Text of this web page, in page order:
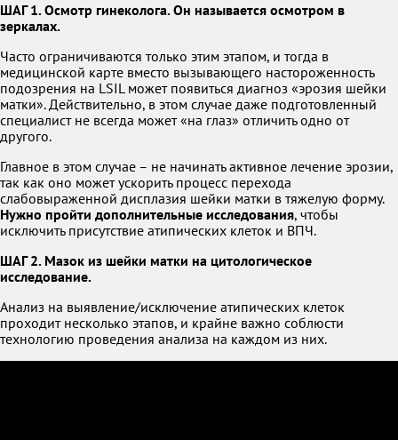
ШАГ 1. Осмотр гинеколога. Он называется осмотром в
зеркалах.
Часто ограничиваются только этим этапом, и тогда в
медицинской карте вместо вызывающего настороженность
подозрения на LSIL может появиться диагноз «эрозия шейки
матки». Действительно, в этом случае даже подготовленный
специалист не всегда может «на глаз» отличить одно от
другого.
Главное в этом случае – не начинать активное лечение эрозии,
так как оно может ускорить процесс перехода
слабовыраженной дисплазия шейки матки в тяжелую форму.
Нужно пройти дополнительные исследования, чтобы
исключить присутствие атипических клеток и ВПЧ.
ШАГ 2. Мазок из шейки матки на цитологическое
исследование.
Анализ на выявление/исключение атипических клеток
проходит несколько этапов, и крайне важно соблюсти
технологию проведения анализа на каждом из них.